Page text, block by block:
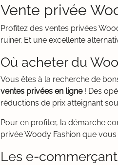
Vente privée
Profitez des ventes privées
ruiner. Et une excellente
Où acheter du
Vous êtes à la recherche de
ventes privées en ligne! Des
réductions de prix atteignant
Pour en profiter, la démarche
privée Woody Fashion que
Les e-